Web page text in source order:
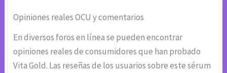
Opiniones reales OCU y comentarios
En diversos foros en línea se pueden encontrar
opiniones reales de consumidores que han probado
Vita Gold. Las reseñas de los usuarios sobre este sérum